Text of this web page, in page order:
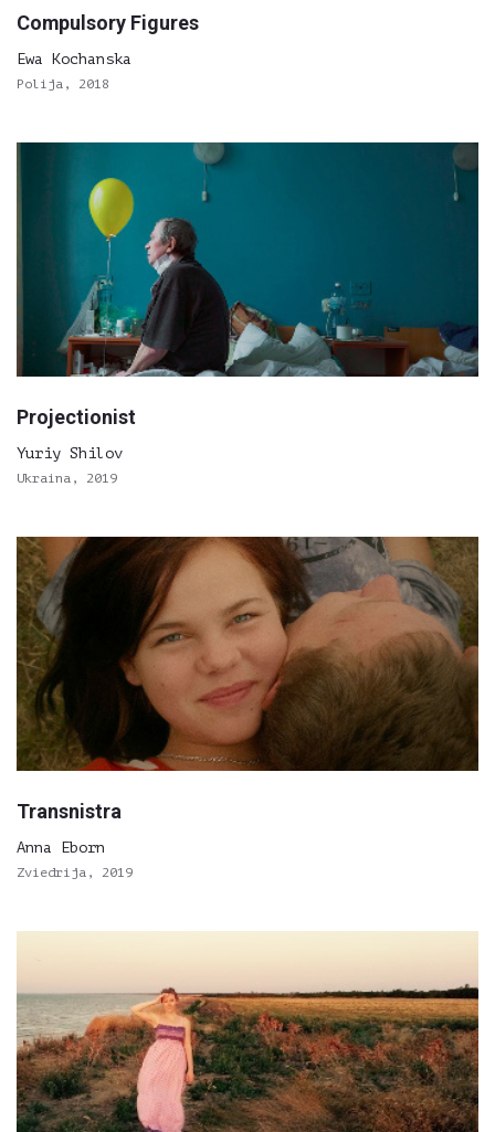
Compulsory Figures
Ewa Kochanska
Polija, 2018
Projectionist
Yuriy Shilov
Ukraina, 2019
Transnistra
Anna Eborn
Zviedrija, 2019